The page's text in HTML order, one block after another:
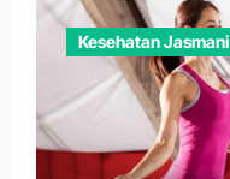
Kesehatan Jasmani